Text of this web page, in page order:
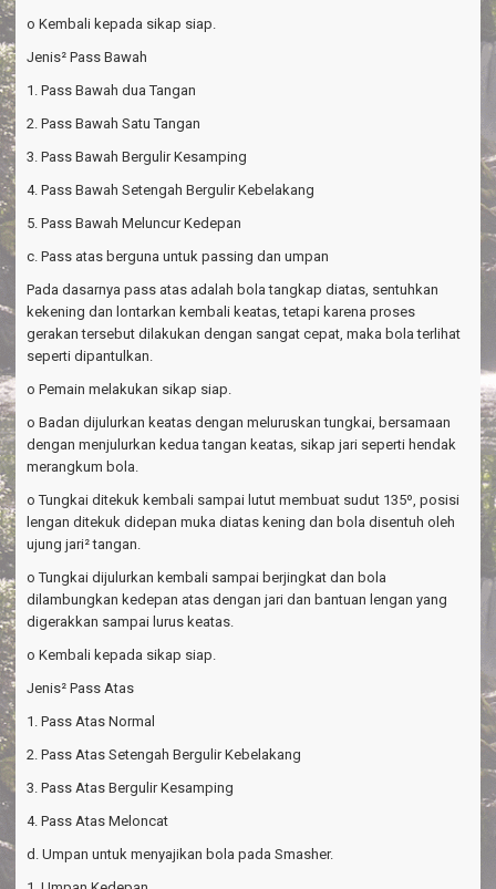
o Kembali kepada sikap siap.
Jenis² Pass Bawah
1. Pass Bawah dua Tangan
2. Pass Bawah Satu Tangan
3. Pass Bawah Bergulir Kesamping
4. Pass Bawah Setengah Bergulir Kebelakang
5. Pass Bawah Meluncur Kedepan
c. Pass atas berguna untuk passing dan umpan
Pada dasarnya pass atas adalah bola tangkap diatas, sentuhkan
kekening dan lontarkan kembali keatas, tetapi karena proses
gerakan tersebut dilakukan dengan sangat cepat, maka bola terlihat
seperti dipantulkan.
o Pemain melakukan sikap siap.
o Badan dijulurkan keatas dengan meluruskan tungkai, bersamaan
dengan menjulurkan kedua tangan keatas, sikap jari seperti hendak
merangkum bola.
o Tungkai ditekuk kembali sampai lutut membuat sudut 135º, posisi
lengan ditekuk didepan muka diatas kening dan bola disentuh oleh
ujung jari² tangan.
o Tungkai dijulurkan kembali sampai berjingkat dan bola
dilambungkan kedepan atas dengan jari dan bantuan lengan yang
digerakkan sampai lurus keatas.
o Kembali kepada sikap siap.
Jenis² Pass Atas
1. Pass Atas Normal
2. Pass Atas Setengah Bergulir Kebelakang
3. Pass Atas Bergulir Kesamping
4. Pass Atas Meloncat
d. Umpan untuk menyajikan bola pada Smasher.